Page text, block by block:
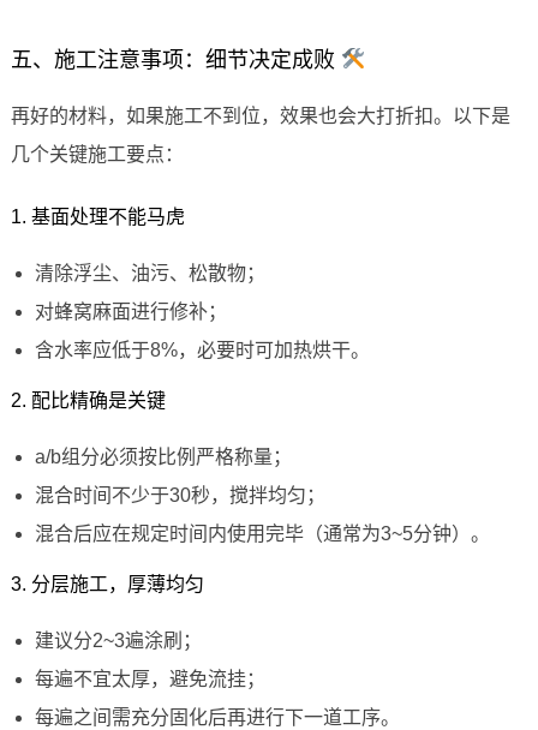
五、施工注意事项：细节决定成败
再好的材料，如果施工不到位，效果也会大打折扣。以下是
几个关键施工要点：
1. 基面处理不能马虎
清除浮尘、油污、松散物；
对蜂窝麻面进行修补；
含水率应低于8%，必要时可加热烘干。
2. 配比精确是关键
a/b组分必须按比例严格称量；
混合时间不少于30秒，搅拌均匀；
混合后应在规定时间内使用完毕（通常为3~5分钟）。
3. 分层施工，厚薄均匀
建议分2~3遍涂刷；
每遍不宜太厚，避免流挂；
每遍之间需充分固化后再进行下一道工序。